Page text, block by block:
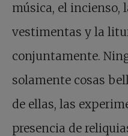
música, el incienso,
vestimentas y la
conjuntamente.
solamente cosas
de ellas, las
presencia de